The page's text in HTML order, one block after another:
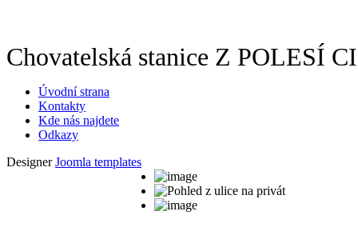
Chovatelská stanice Z POLESÍ
Úvodní strana
Kontakty
Kde nás najdete
Odkazy
DesignerJoomla templates